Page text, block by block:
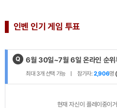
인벤 인기 게임 투표
Q
제
목
:
6월 30일~7월 6일 온라인 순위
최대 3개 선택 가능 참가자: 2,906명
현재 자신이 플레이중이